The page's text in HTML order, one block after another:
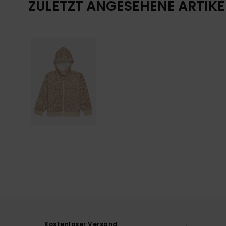
ZULETZT ANGESEHENE
Kostenloser Versand